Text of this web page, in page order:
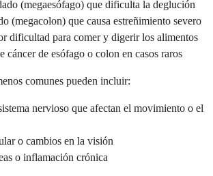
(megaesófago) que dificulta la deglución
(megacolon) que causa estreñimiento severo
dificultad para comer y digerir los alimentos
cáncer de esófago o colon en casos raros
comunes pueden incluir:
nervioso que afectan el movimiento o el
o cambios en la visión
o inflamación crónica